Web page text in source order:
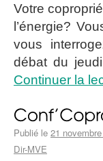
Votre
l’énergie?
vous
débat du
Continuer la
Publié le 21
Dir-MVE